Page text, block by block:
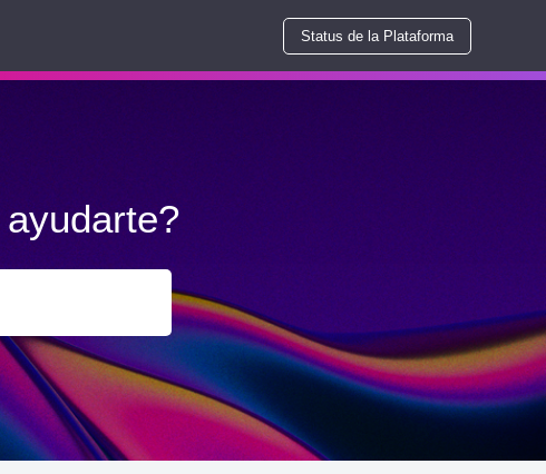
Status de la Plataforma